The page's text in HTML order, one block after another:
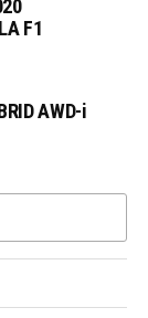
F1
AWD-i